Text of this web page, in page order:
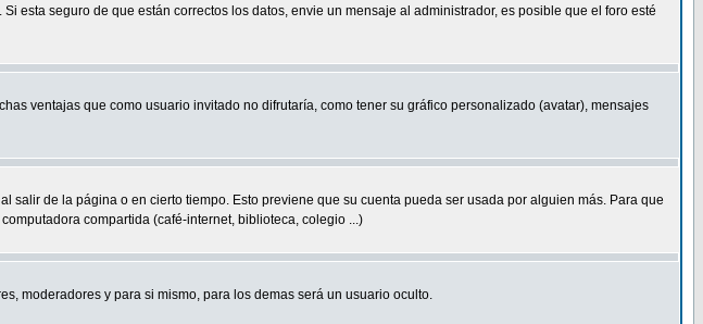
esta seguro de que están correctos los datos, envie un mensaje al administrador, es posible que el foro esté
ventajas que como usuario invitado no difrutaría, como tener su gráfico personalizado (avatar), mensajes
salir de la página o en cierto tiempo. Esto previene que su cuenta pueda ser usada por alguien más. Para que
compartida (café-internet, biblioteca, colegio ...)
moderadores y para si mismo, para los demas será un usuario oculto.